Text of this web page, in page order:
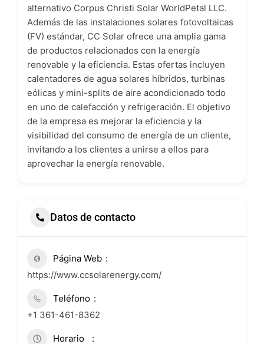
alternativo Corpus Christi Solar WorldPetal LLC.
Además de las instalaciones solares fotovoltaicas
(FV) estándar, CC Solar ofrece una amplia gama
de productos relacionados con la energía
renovable y la eficiencia. Estas ofertas incluyen
calentadores de agua solares híbridos, turbinas
eólicas y mini-splits de aire acondicionado todo
en uno de calefacción y refrigeración. El objetivo
de la empresa es mejorar la eficiencia y la
visibilidad del consumo de energía de un cliente,
invitando a los clientes a unirse a ellos para
aprovechar la energía renovable.
Datos de contacto
Página Web
https://www.ccsolarenergy.com/
Teléfono
+1 361-461-8362
Horario